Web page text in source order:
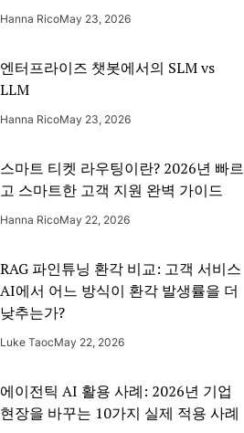
Hanna RicoMay 23, 2026
엔터프라이즈 챗봇에서의 SLM vs
LLM
Hanna RicoMay 23, 2026
스마트 티켓 라우팅이란? 2026년 빠르
고 스마트한 고객 지원 완벽 가이드
Hanna RicoMay 22, 2026
RAG 파인튜닝 환각 비교: 고객 서비스
AI에서 어느 방식이 환각 발생률을 더
낮추는가?
Luke TaocMay 22, 2026
에이전틱 AI 활용 사례: 2026년 기업
현장을 바꾸는 10가지 실제 적용 사례